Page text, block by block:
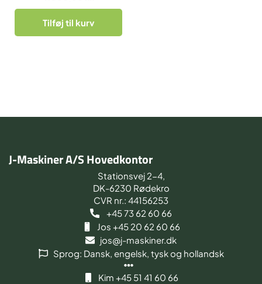
Tilføj til kurv
J-Maskiner A/S Hovedkontor
Stationsvej 2-4,
DK-6230 Rødekro
CVR nr.: 44156253
+45 73 62 60 66
Jos +45 20 62 60 66
jos@j-maskiner.dk
Sprog: Dansk, engelsk, tysk og hollandsk
Kim +45 51 41 60 66